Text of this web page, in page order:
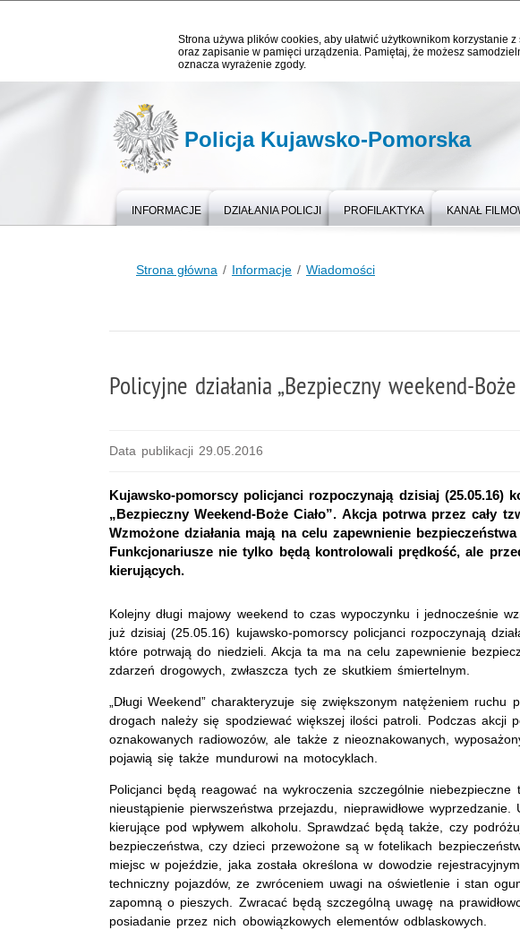
Strona używa plików cookies, aby ułatwić użytkownikom korzystanie
oraz zapisanie w pamięci urządzenia. Pamiętaj, że możesz
oznacza wyrażenie zgody.
Policja Kujawsko-Pomorska
INFORMACJE DZIAŁANIA POLICJI PROFILAKTYKA KANAŁ
Strona główna Informacje Wiadomości
Policyjne działania „Bezpieczny weekend-Boże
Data publikacji 29.05.2016
Kujawsko-pomorscy policjanci rozpoczynają dzisiaj (25.05.16)
„Bezpieczny Weekend-Boże Ciało”. Akcja potrwa przez cały
Wzmożone działania mają na celu zapewnienie
Funkcjonariusze nie tylko będą kontrolowali prędkość, ale
kierujących.
Kolejny długi majowy weekend to czas wypoczynku i jednocześnie
już dzisiaj (25.05.16) kujawsko-pomorscy policjanci rozpoczynają
które potrwają do niedzieli. Akcja ta ma na celu zapewnienie
zdarzeń drogowych, zwłaszcza tych ze skutkiem śmiertelnym.
„Długi Weekend” charakteryzuje się zwiększonym natężeniem
drogach należy się spodziewać większej ilości patroli. Podczas akcji
oznakowanych radiowozów, ale także z nieoznakowanych,
pojawią się także mundurowi na motocyklach.
Policjanci będą reagować na wykroczenia szczególnie niebezpieczne
nieustąpienie pierwszeństwa przejazdu, nieprawidłowe
kierujące pod wpływem alkoholu. Sprawdzać będą także, czy
bezpieczeństwa, czy dzieci przewożone są w fotelikach
miejsc w pojeździe, jaka została określona w dowodzie
techniczny pojazdów, ze zwróceniem uwagi na oświetlenie i stan
zapomną o pieszych. Zwracać będą szczególną uwagę na
posiadanie przez nich obowiązkowych elementów odblaskowych.